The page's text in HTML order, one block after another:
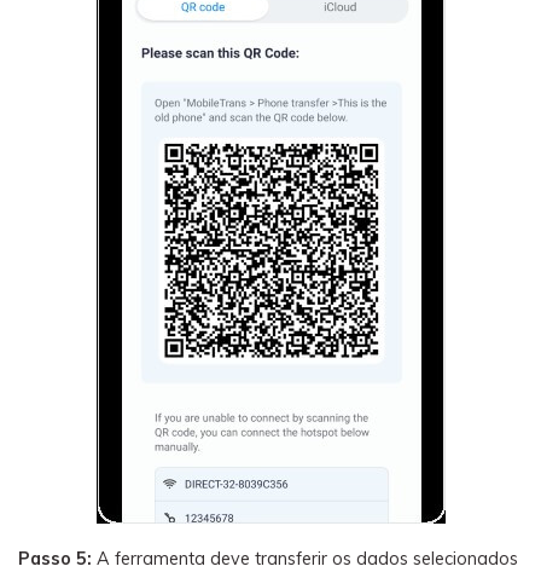
Passo 5: A ferramenta deve transferir os dados selecionados